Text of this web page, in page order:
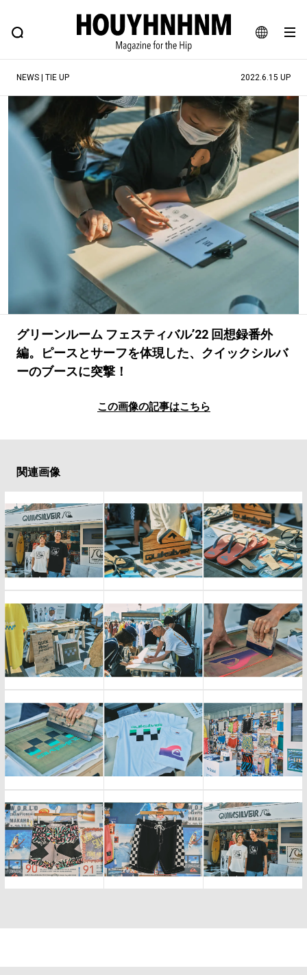
JA
EN
FEATURE BLOG SNAP
ヒップなファッション、カルチャー、ライフスタイルWEBマガジン
#注目のタグ
#SHOPPING ADDICT #憧れの逸品
#ESSENTIAL DESIGNS #古着サミット
#NEW VINTAGE #マイナーグッド図鑑
#路地裏てぃーん。 #MONTHLY JOURNAL
#GH 銘品の所以 #フイナムのYouTube
#Commune H #FOCUS IT #AH.H
#FASHION
#LIFESTYLE #SNEAKER
#SPORTS #HANDSOME HANDBOOK
NEWS | TIE UP 2022.6.15 UP
グリーンルーム フェスティバル’22 回想録番外
編。ピースとサーフを体現した、クイックシルバ
ーのブースに突撃！
この画像の記事はこちら
関連画像